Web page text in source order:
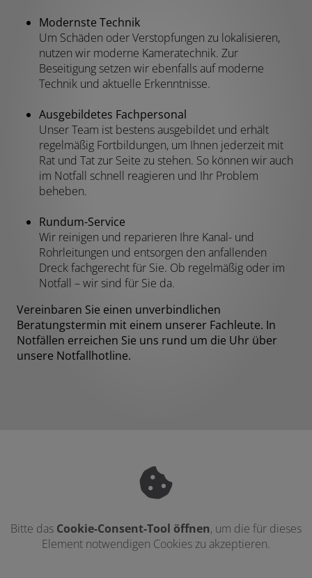
Modernste Technik
Um Schäden oder Verstopfungen zu lokalisieren,
nutzen wir moderne Kameratechnik. Zur
Beseitigung setzen wir ebenfalls auf moderne
Technik und aktuelle Erkenntnisse.
Ausgebildetes Fachpersonal
Unser Team ist bestens ausgebildet und erhält
regelmäßig Fortbildungen, um Ihnen jederzeit mit
Rat und Tat zur Seite zu stehen. So können wir auch
im Notfall schnell reagieren und Ihr Problem
beheben.
Rundum-Service
Wir reinigen und reparieren Ihre Kanal- und
Rohrleitungen und entsorgen den anfallenden
Dreck fachgerecht für Sie. Ob regelmäßig oder im
Notfall – wir sind für Sie da.
Vereinbaren Sie einen unverbindlichen
Beratungstermin mit einem unserer Fachleute. In
Notfällen erreichen Sie uns rund um die Uhr über
unsere Notfallhotline.
Bitte das Cookie-Consent-Tool öffnen, um die für dieses
Element notwendigen Cookies zu akzeptieren.